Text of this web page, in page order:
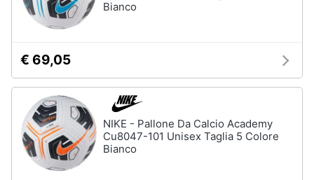
Bianco
€ 69,05
NIKE - Pallone Da Calcio Academy
Cu8047-101 Unisex Taglia 5 Colore
Bianco